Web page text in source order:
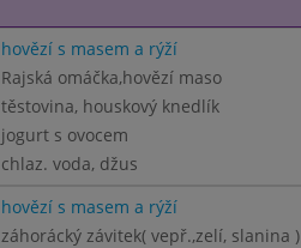
hovězí s masem a rýží
Rajská omáčka,hovězí maso
těstovina, houskový knedlík
jogurt s ovocem
chlaz. voda, džus
hovězí s masem a rýží
záhorácký závitek( vepř.,zelí, slanina )